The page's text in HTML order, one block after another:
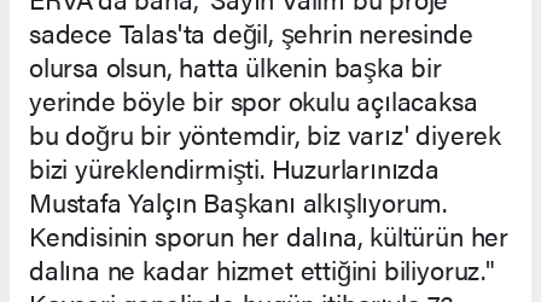
sadece Talas'ta değil, şehrin neresinde
olursa olsun, hatta ülkenin başka bir
yerinde böyle bir spor okulu açılacaksa
bu doğru bir yöntemdir, biz varız' diyerek
bizi yüreklendirmişti. Huzurlarınızda
Mustafa Yalçın Başkanı alkışlıyorum.
Kendisinin sporun her dalına, kültürün her
dalına ne kadar hizmet ettiğini biliyoruz."